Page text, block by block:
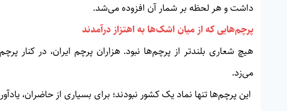
داشت و هر لحظه بر شمار آن افزوده می‌شد.
پرچم‌هایی که از میان اشک‌ها به اهتزاز درآمدند
هیچ شعاری بلندتر از پرچم‌ها نبود. هزاران پرچم ایران، در
می‌زد.
این پرچم‌ها تنها نماد یک کشور نبودند؛ برای بسیاری از حاضران،